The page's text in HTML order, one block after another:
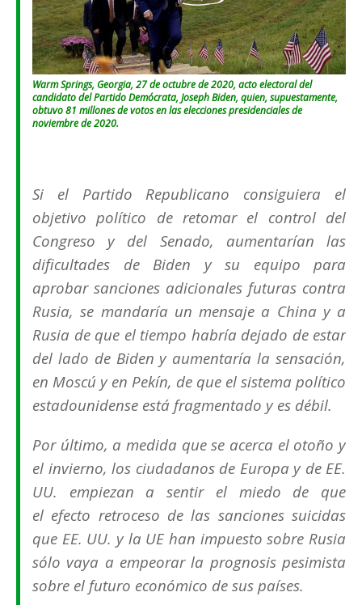
Warm Springs, Georgia, 27 de octubre de 2020, acto electoral del
candidato del Partido Demócrata, Joseph Biden, quien, supuestamente,
obtuvo 81 millones de votos en las elecciones presidenciales de
noviembre de 2020.
Si el Partido Republicano consiguiera el
objetivo político de retomar el control del
Congreso y del Senado, aumentarían las
dificultades de Biden y su equipo para
aprobar sanciones adicionales futuras contra
Rusia, se mandaría un mensaje a China y a
Rusia de que el tiempo habría dejado de estar
del lado de Biden y aumentaría la sensación,
en Moscú y en Pekín, de que el sistema político
estadounidense está fragmentado y es débil.
Por último, a medida que se acerca el otoño y
el invierno, los ciudadanos de Europa y de EE.
UU. empiezan a sentir el miedo de que
el efecto retroceso de las sanciones suicidas
que EE. UU. y la UE han impuesto sobre Rusia
sólo vaya a empeorar la prognosis pesimista
sobre el futuro económico de sus países.